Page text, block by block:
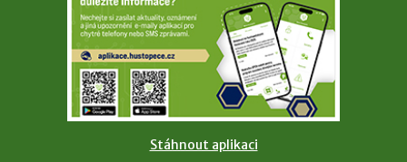
Stáhnout aplikaci